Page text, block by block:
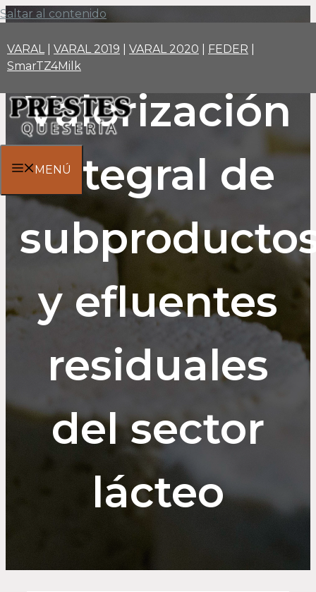
Saltar al contenido
VARAL| VARAL 2019 VARAL 2020 FEDER
SmarTZ4Milk
MENÚ
Valorización
integral de
y efluentes
residuales
del sector
lácteo